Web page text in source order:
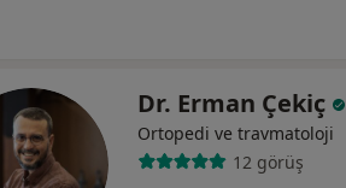
Dr. Erman Çekiç
Ortopedi ve travmatoloji
12 görüş